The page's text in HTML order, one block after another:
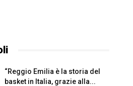
“Reggio Emilia è la storia del
basket in Italia, grazie alla...